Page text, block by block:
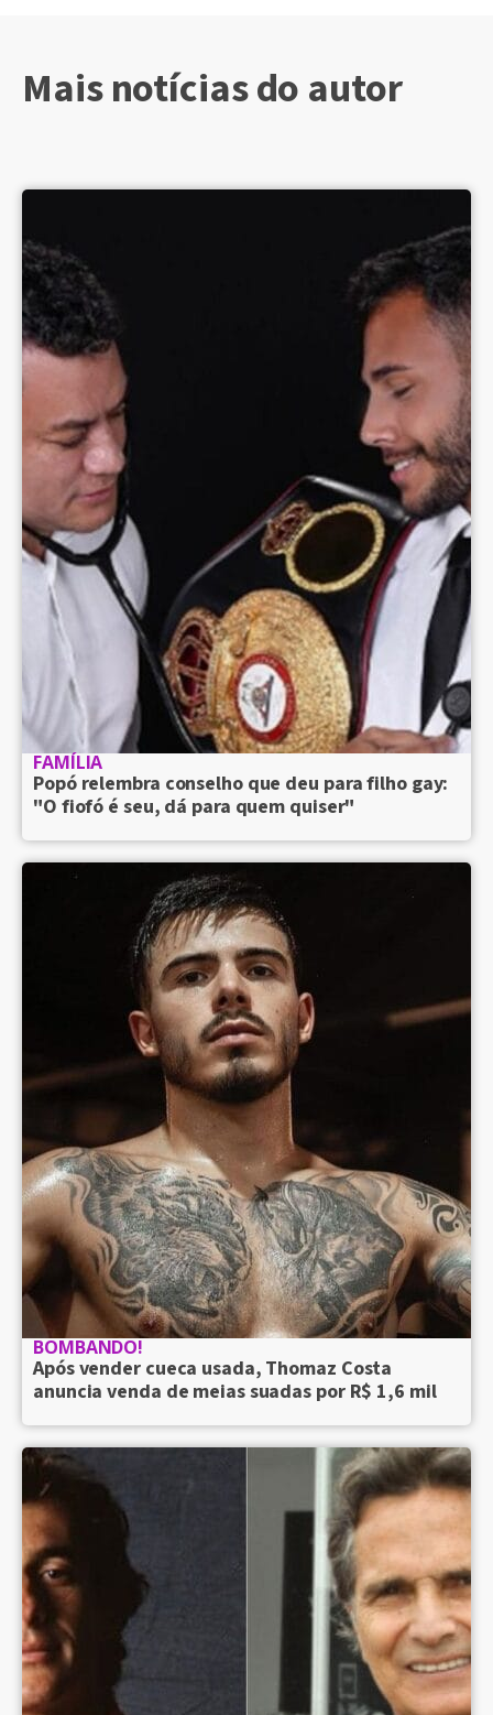
Mais notícias do autor
FAMÍLIA
Popó relembra conselho que deu para filho gay:
"O fiofó é seu, dá para quem quiser"
BOMBANDO!
Após vender cueca usada, Thomaz Costa
anuncia venda de meias suadas por R$ 1,6 mil